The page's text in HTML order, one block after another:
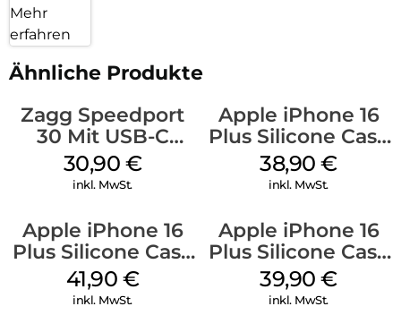
Mehr
erfahren
Ähnliche Produkte
Zagg Speedport
30 Mit USB-C
Kabel Weiß
30,90 €
inkl. MwSt.
Apple iPhone 16
Plus Silicone Case
MagSafe Denim
38,90€
inkl. MwSt.
Apple iPhone 16
Plus Silicone Case
MagSafe Stone
Gray
41,90 €
inkl. MwSt.
Apple iPhone 16
Plus Silicone Case
MagSafe Plum
39,90€
inkl. MwSt.